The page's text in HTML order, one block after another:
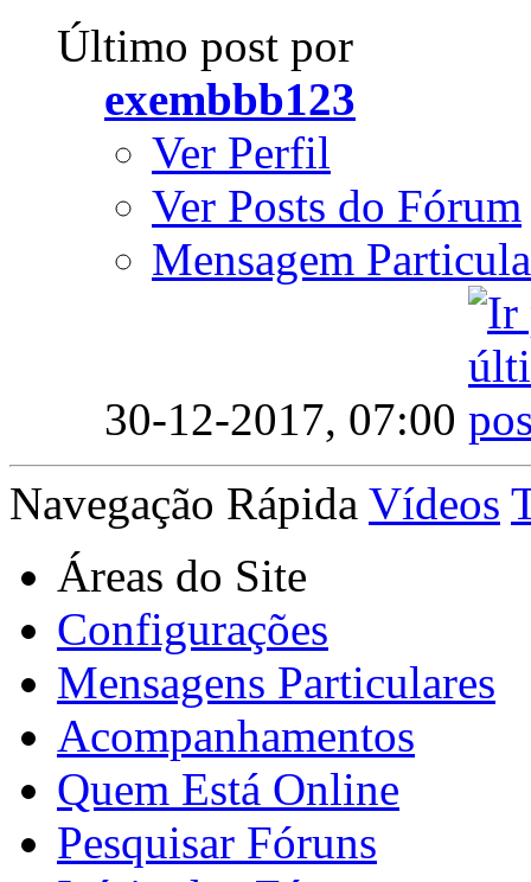
Último post por
exembbb123
Ver Perfil
Ver Posts do Fórum
Mensagem
30-12-2017, 07:00
Navegação Rápida Vídeos
Áreas do Site
Configurações
Mensagens Particulares
Acompanhamentos
Quem Está Online
Pesquisar Fóruns